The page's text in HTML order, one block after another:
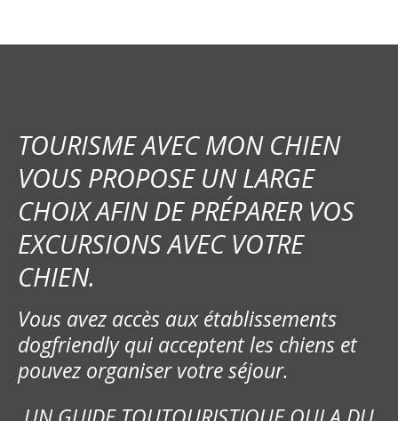
TOURISME AVEC MON CHIEN
VOUS PROPOSE UN LARGE
CHOIX AFIN DE PRÉPARER VOS
EXCURSIONS AVEC VOTRE
CHIEN.
Vous avez accès aux établissements
dogfriendly qui acceptent les chiens et
pouvez organiser votre séjour.